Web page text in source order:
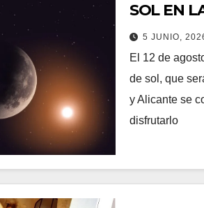
SOL EN
5 JUNIO,
El 12 de
de sol, que
y Alicante se
disfrutarlo